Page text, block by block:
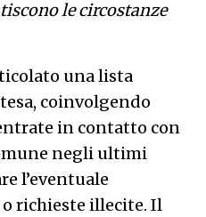
le circostanze
una lista
coinvolgendo
in contatto con
negli ultimi
l’eventuale
richieste illecite. Il